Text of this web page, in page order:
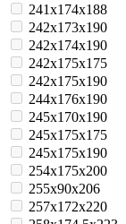
241x174x188
242x173x190
242x174x190
242x175x175
242x175x190
244x176x190
245x170x190
245x175x175
245x175x190
254x175x200
255x90x206
257x172x220